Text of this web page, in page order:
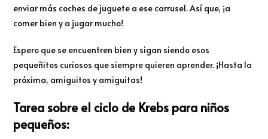
enviar más coches de juguete a ese carrusel. Así que, ¡a
comer bien y a jugar mucho!
Espero que se encuentren bien y sigan siendo esos
pequeñitos curiosos que siempre quieren aprender. ¡Hasta la
próxima, amiguitos y amiguitas!
Tarea sobre el ciclo de Krebs para niños
pequeños: